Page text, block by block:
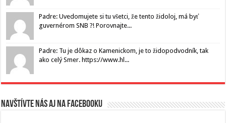
Padre: Uvedomujete si tu všetci, že tento židoloj, má byť
guvernérom SNB ?! Porovnajte...
Padre: Tu je dôkaz o Kamenickom, je to židopodvodník, tak
ako celý Smer. https://www.hl...
Navštívte nás aj na Facebooku